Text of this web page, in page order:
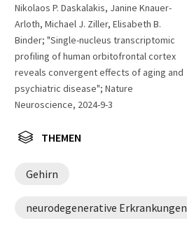
Nikolaos P. Daskalakis, Janine Knauer-
Arloth, Michael J. Ziller, Elisabeth B.
Binder; "Single-nucleus transcriptomic
profiling of human orbitofrontal cortex
reveals convergent effects of aging and
psychiatric disease"; Nature
Neuroscience, 2024-9-3
THEMEN
Gehirn
neurodegenerative Erkrankungen